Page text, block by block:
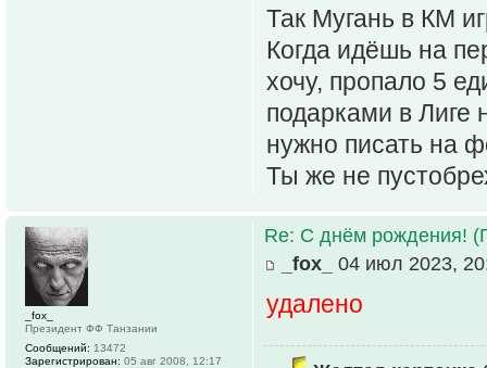
Так Мугань в КМ
Когда идёшь на
хочу, пропало 5
подарками в Лиге
нужно писать на
Ты же не
Re: С днём рождения!
_fox_
04 июл 2023,
удалено
_fox_
Президент ФФ Танзании
Сообщений: 13472
Зарегистрирован: 05 авг 2008, 12:17